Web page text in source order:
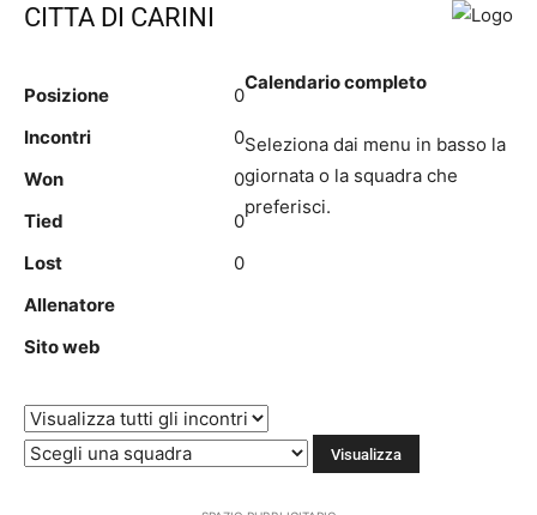
CITTA DI CARINI
Posizione
0
Incontri
0
Won
0
Tied
0
Lost
0
Allenatore
Sito web
Calendario completo
Seleziona dai menu in basso la
giornata o la squadra che
preferisci.